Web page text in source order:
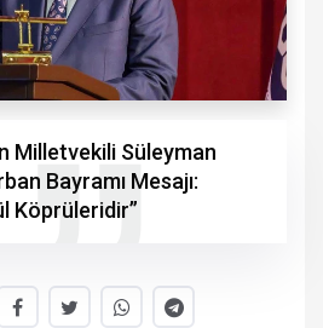
Milletvekili Süleyman
Bayramı Mesajı:
Köprüleridir”